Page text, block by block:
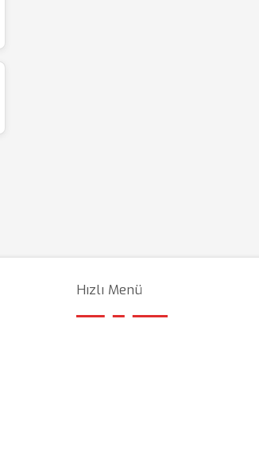
Hızlı Menü